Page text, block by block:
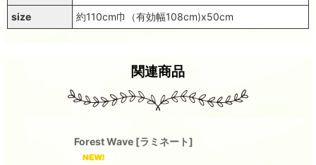
size
約110cm巾（有効幅108cm)x50cm
関連商品
Forest Wave [ラミネート]